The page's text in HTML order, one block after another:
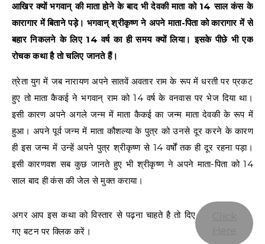
आखिर क्यों भगवान् की माता होने के बाद भी देवकी माता को 14 साल कंस के
कारागार में बिताने पड़े। भगवान् श्रीकृष्ण ने अपने माता-पिता को कारागार में से
बहार निकलने के लिए 14 वर्ष का ही समय क्यों लिया। इसके पीछे भी एक
रोचक कथा है तो चलिए जानते हैं।
त्रेता युग में जब नारायण अपने सातवें अवतार राम के रूप में धरती पर प्रकट
हुए तो माता कैकई ने भगवान् राम को 14 वर्ष के वनवास पर भेज दिया था।
इसी कारण अपने अगले जन्म में माता कैकई का जन्म माता देवकी के रूप में
हुआ। अपने पूर्व जन्म में माता कौशल्या के पुत्र को उनसे दूर करने के कारण
ही इस जन्म में उन्हें अपने पुत्र श्रीकृष्ण से 14 वर्षों तक ही दूर रहना पड़ा।
इसी कारणवश सब कुछ जानते हुए भी श्रीकृष्ण ने अपने माता-पिता को 14
साल बाद ही कंस की जेल से मुक्त कराया।
अगर आप इस कथा को विस्तार से पढ़ना चाहते है तो दिए
गए बटन पर क्लिक करें।